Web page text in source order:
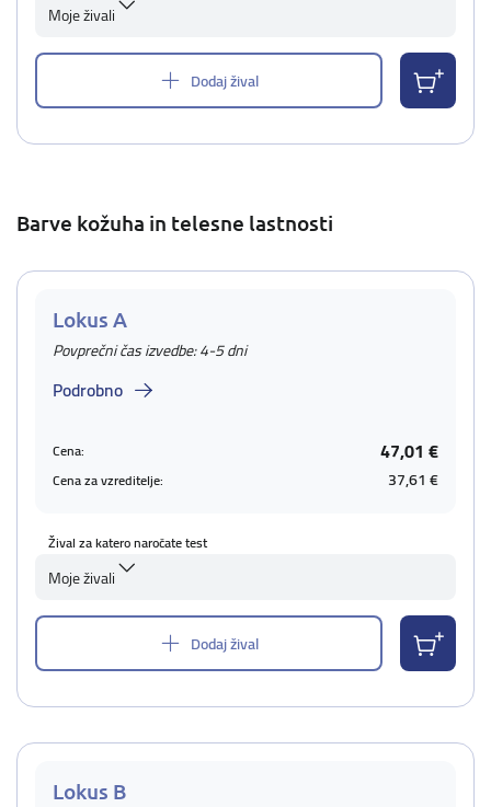
Moje živali
Dodaj žival
Barve kožuha in telesne lastnosti
Lokus A
Povprečni čas izvedbe: 4-5 dni
Podrobno
Cena: 47,01 €
Cena za vzreditelje: 37,61 €
Žival za katero naročate test
Moje živali
Dodaj žival
Lokus B